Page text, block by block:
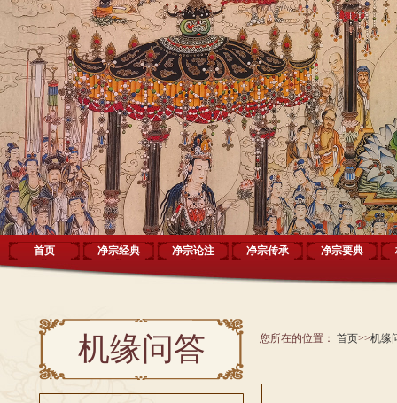
首页 净宗经典 净宗论注 净宗传承 净宗要典
机缘问答 您所在的位置： 首页>>机缘